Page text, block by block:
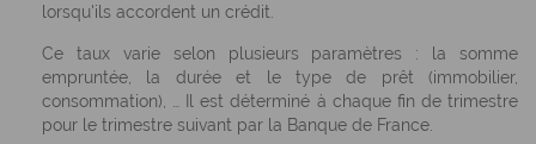
lorsqu'ils accordent un crédit.
Ce taux varie selon plusieurs paramètres : la somme
empruntée, la durée et le type de prêt (immobilier,
consommation), … Il est déterminé à chaque fin de trimestre
pour le trimestre suivant par la Banque de France.